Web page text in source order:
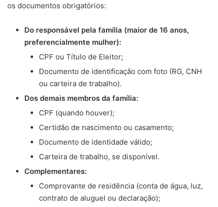
os documentos obrigatórios:
Do responsável pela família (maior de 16 anos,
preferencialmente mulher):
CPF ou Título de Eleitor;
Documento de identificação com foto (RG, CNH
ou carteira de trabalho).
Dos demais membros da família:
CPF (quando houver);
Certidão de nascimento ou casamento;
Documento de identidade válido;
Carteira de trabalho, se disponível.
Complementares:
Comprovante de residência (conta de água, luz,
contrato de aluguel ou declaração);